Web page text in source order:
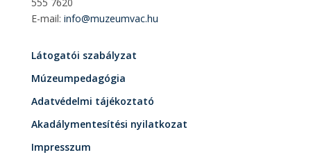
555 7620
E-mail: info@muzeumvac.hu
Látogatói szabályzat
Múzeumpedagógia
Adatvédelmi tájékoztató
Akadálymentesítési nyilatkozat
Impresszum